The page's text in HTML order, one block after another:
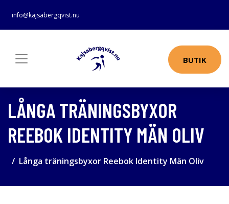
info@kajsabergqvist.nu
BUTIK
LÅNGA TRÄNINGSBYXOR
REEBOK IDENTITY MÄN OLIV
Långa träningsbyxor Reebok Identity Män Oliv